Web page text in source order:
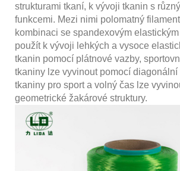
strukturami tkaní, k vývoji tkanin s
funkcemi. Mezi nimi polomatný
kombinaci se spandexovým
použít k vývoji lehkých a vysoce
tkanin pomocí plátnové vazby,
tkaniny lze vyvinout pomocí
tkaniny pro sport a volný čas lze
geometrické žakárové struktury.